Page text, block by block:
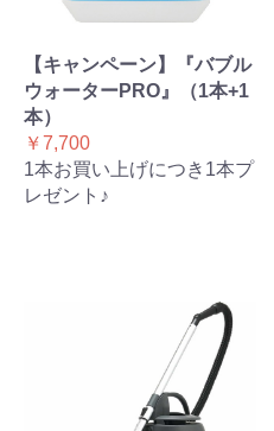
【キャンペーン】『バブル
ウォーターPRO』（1本+1
本）
￥7,700
1本お買い上げにつき1本プ
レゼント♪